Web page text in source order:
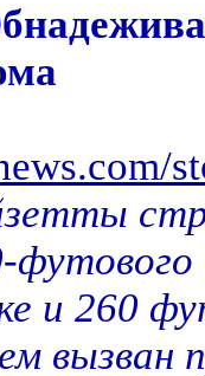
и 260
вызван